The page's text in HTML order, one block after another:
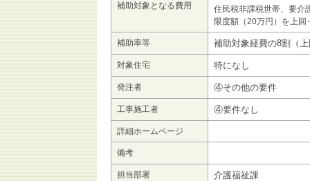
補助対象となる費用
住民税非課税世帯、要介
限度額（20万円）を上回
補助率等 補助対象経費の8割（
対象住宅 特になし
発注者 ④その他の要件
工事施工者 ④要件なし
詳細ホームページ
備考
担当部署 介護福祉課